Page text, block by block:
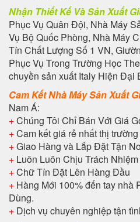
Nhận Thiết Kế Và Sản Xuất
Phục Vụ Quân Đội, Nhà Máy
Vụ Bộ Quốc Phòng, Nhà Máy
Tín Chất Lượng Số 1 VN,
Phục Vụ Trong Trường Học
chuyền sản xuất Italy Hiện Đại
Cam Kết Nhà Máy Sản Xuất
Nam Á:
+Chúng Tôi Chỉ Bán Với Giá
+Cam kết giá rẻ nhất thị trường
+Giao Hàng và Lắp Đặt Tận
+ Luôn Luôn Chịu Trách
+Chữ Tín Đặt Lên Hàng Đầu
+ Hàng Mới 100% đến tay nhà
Dùng.
+ Dịch vụ chuyên nghiệp tận